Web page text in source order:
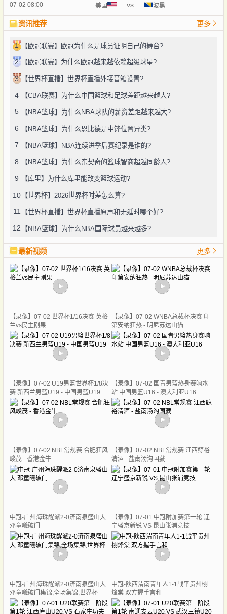
07-02 08:00 美国 vs 波黑
资讯推荐 更多
1 【欧冠联赛】欧冠为什么是球员证明自己的舞台?
2 【欧冠联赛】为什么欧冠越来越依赖超级球星?
3 【世界杯直播】世界杯直播外接音箱设置?
4 【CBA联赛】为什么中国篮球和足球差距越来越大?
5 【NBA篮球】为什么NBA球队的薪资差距越来越大?
6 【NBA篮球】为什么恩比德是中锋位置异类?
7 【NBA篮球】NBA连续进季后赛纪录是谁的?
8 【NBA篮球】为什么东契奇的篮球智商超越同龄人?
9 【库里】为什么库里能改变篮球运动?
10 【世界杯】2026世界杯时差怎么算?
11 【世界杯直播】世界杯直播原声和无延时哪个好?
12 【NBA篮球】为什么NBA国际球员越来越多?
最新视频 更多
【录像】07-02 世界杯1/16决赛 英格
兰vs民主刚果
【录像】07-02 WNBA总裁杯决赛 印
第安纳狂热 - 明尼苏达山猫
【录像】07-02 U19男篮世界杯1/8决
赛 新西兰男篮U19 - 中国男篮U19
【录像】07-02 国青男篮热身赛响水
站 中国男篮U16 - 澳大利亚U16
【录像】07-02 NBL常规赛 合肥狂风
峻茂 - 香港金牛
【录像】07-02 NBL常规赛 江西鲸裕
清酒 - 盐南汤沟国藏
中冠-广州海珠醒派2-0济南泉盛山大
邓童曦破门
【录像】07-01 中冠附加赛第一轮 辽
宁盛京新锐 VS 昆山张浦竞技
中冠-广州海珠醒派2-0济南泉盛山大
邓童曦破门集锦,全场集锦,世界杯
中冠-陕西渭南青年人1-1战平贵州栩
烽棠 双方握手言和